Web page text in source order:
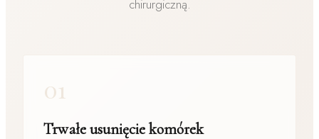
chirurgiczną.
01
Trwałe usunięcie komórek